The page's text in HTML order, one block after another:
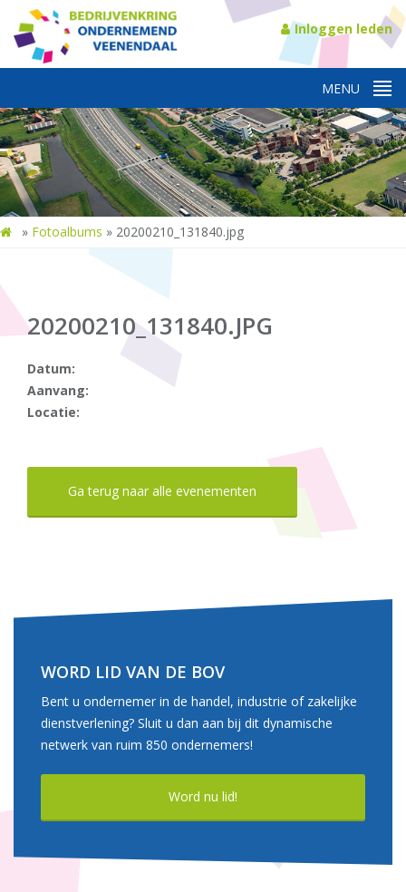
Inloggen leden
» Fotoalbums » 20200210_131840.jpg
20200210_131840.JPG
Datum:
Aanvang:
Locatie:
Ga terug naar alle evenementen
WORD LID VAN DE BOV
Bent u ondernemer in de handel, industrie of zakelijke
dienstverlening? Sluit u dan aan bij dit dynamische
netwerk van ruim 850 ondernemers!
Word nu lid!